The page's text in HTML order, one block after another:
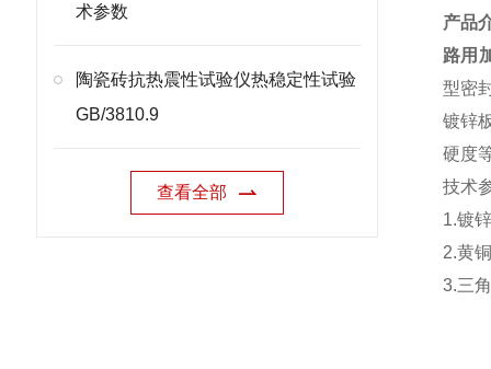
术参数
陶瓷砖抗热震性试验仪热稳定性试验
GB/3810.9
查看全部
产品
路用
型密
镀锌
硬度
技术
1.镀
2.黄
3.三